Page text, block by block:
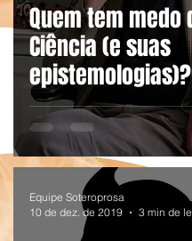
Quem tem medo
Ciência (e suas
epistemologias)?
Equipe Soteroprosa
10 de dez. de 2019
3 min de